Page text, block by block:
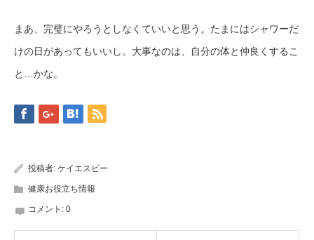
まあ、完璧にやろうとしなくていいと思う。たまにはシャワーだ
けの日があってもいいし。大事なのは、自分の体と仲良くするこ
と…かな。
投稿者: ケイエスビー
健康お役立ち情報
コメント: 0